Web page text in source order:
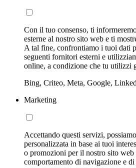
Con il tuo consenso, ti
esterne al nostro sito web e ti
A tal fine, confrontiamo i tuoi dati
seguenti fornitori esterni e
online, a condizione che tu utilizzi
Bing, Criteo, Meta, Google,
Marketing
Accettando questi servizi,
personalizzata in base ai tuoi
o promozioni per il nostro sito
comportamento di navigazione e